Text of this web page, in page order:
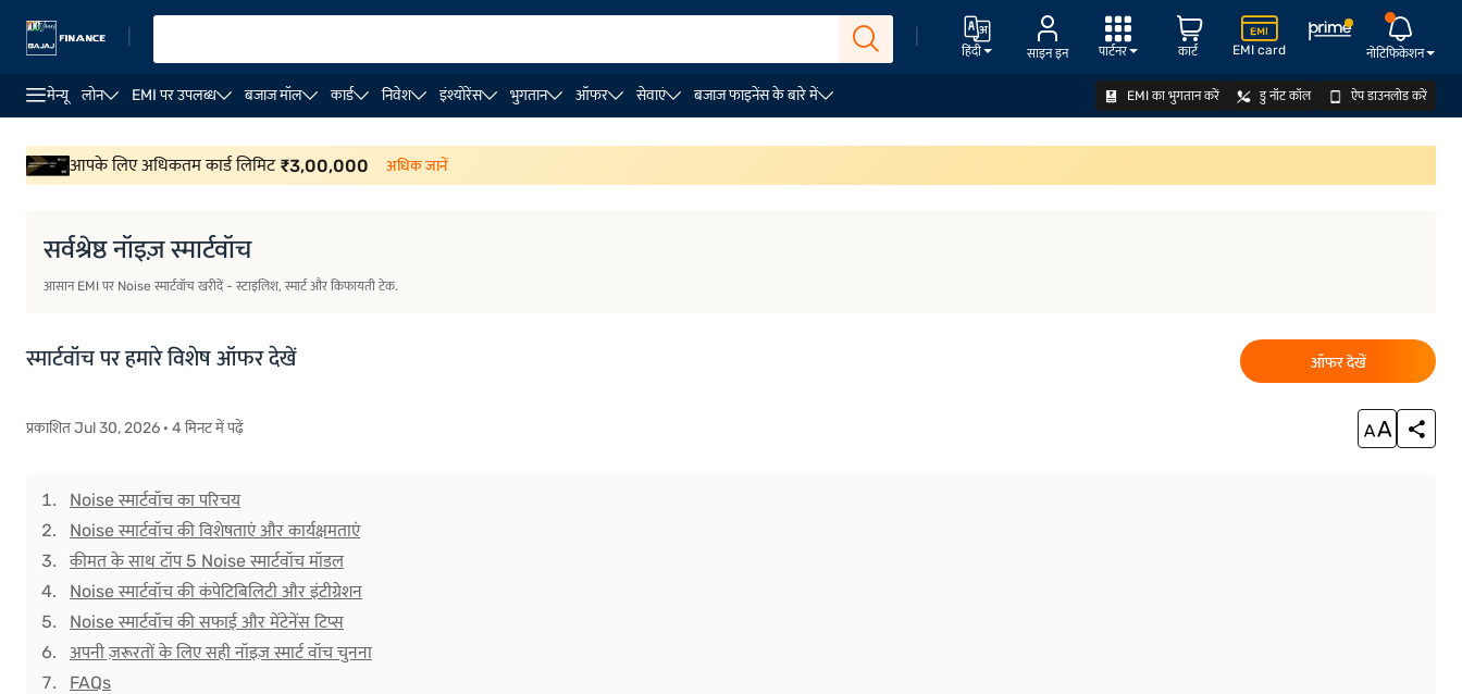
हिंदी साइन इन EMI card नोटिफिकेशन
कार्ट
पार्टनर
मेन्यू लोन EMI पर उपलब्ध बजाज मॉल कार्ड निवेश इंश्योरेंस भुगतान ऑफर सेवाएं बजाज फाइनेंस के बारे में EMI का भुगतान करें डु नॉट कॉल ऐप डाउनलोड करें
आपके लिए अधिकतम कार्ड लिमिट ₹3,00,000 अधिक जानें
सर्वश्रेष्ठ नॉइज़ स्मार्टवॉच
आसान EMI पर Noise स्मार्टवॉच खरीदें - स्टाइलिश, स्मार्ट और किफायती टेक.
स्मार्टवॉच पर हमारे विशेष ऑफर देखें ऑफर देखें
प्रकाशित Jul 30, 2026 · 4 मिनट में पढ़ें
Noise स्मार्टवॉच का परिचय
Noise स्मार्टवॉच की विशेषताएं और कार्यक्षमताएं
कीमत के साथ टॉप 5 Noise स्मार्टवॉच मॉडल
Noise स्मार्टवॉच की कंपेटिबिलिटी और इंटीग्रेशन
Noise स्मार्टवॉच की सफाई और मेंटेनेंस टिप्स
अपनी ज़रूरतों के लिए सही नॉइज़ स्मार्ट वॉच चुनना
FAQs